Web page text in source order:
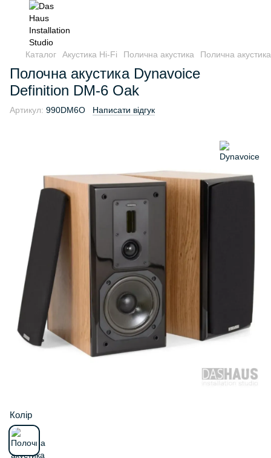
Каталог Акустика Hi-Fi Полична акустика Полична
Полочна акустика Dynavoice
Definition DM-6 Oak
Артикул: 990DM6O Написати відгук
Колір